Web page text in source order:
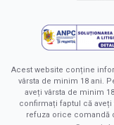
Acest website conține
vârsta de minim 18 ani.
aveți vârsta de minim
confirmați faptul că aveți
refuza orice comandă